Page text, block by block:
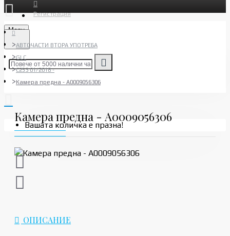
Регистрация
Menu
Вашата количка е празна!
АВТОЧАСТИ ВТОРА УПОТРЕБА
GLC
C253 01/2018 -
Камера предна - A0009056306
Камера предна - A0009056306
ОПИСАНИЕ